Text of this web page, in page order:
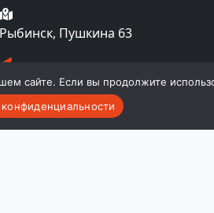
Пушкина 63
рассылку
сайте. Если вы продолжите